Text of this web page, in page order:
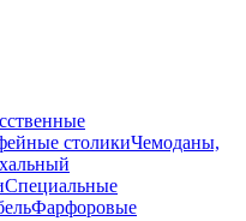
столикиЧемоданы,
Специальные
Фарфоровые